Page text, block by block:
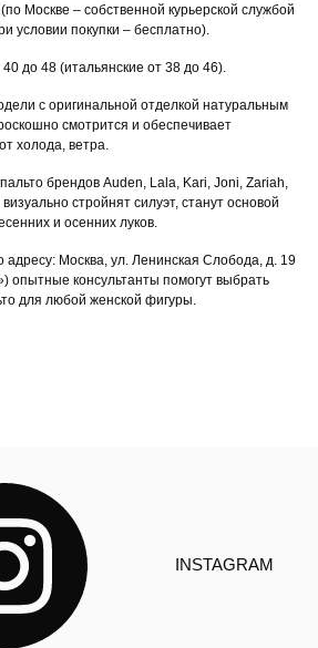
Москве – собственной курьерской службой
условии покупки – бесплатно).
до 48 (итальянские от 38 до 46).
с оригинальной отделкой натуральным
смотрится и обеспечивает
холода, ветра.
брендов Auden, Lala, Kari, Joni, Zariah,
стройнят силуэт, станут основой
и осенних луков.
Москва, ул. Ленинская Слобода, д. 19
опытные консультанты помогут выбрать
для любой женской фигуры.
INSTAGRAM